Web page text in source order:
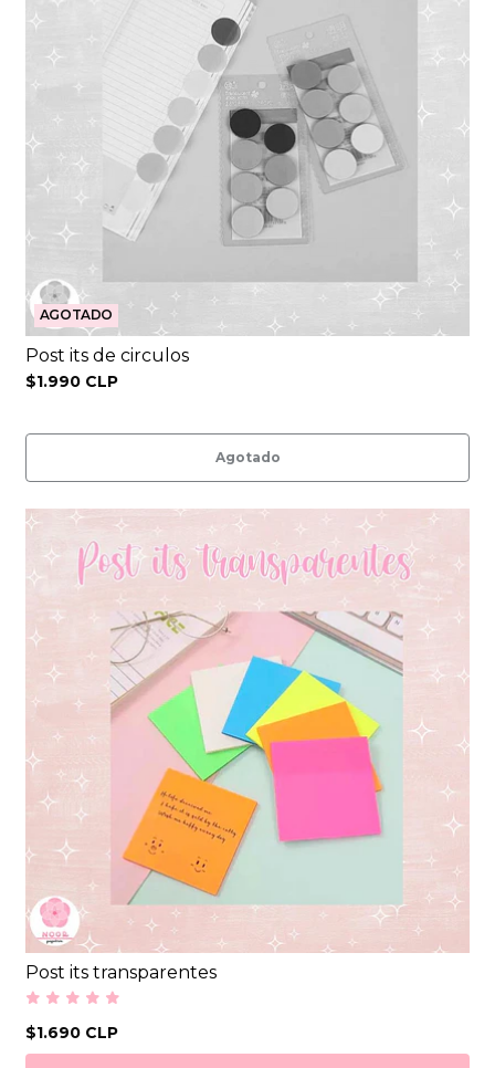
AGOTADO
Post its de circulos
$1.990 CLP
Agotado
Post its transparentes
$1.690 CLP